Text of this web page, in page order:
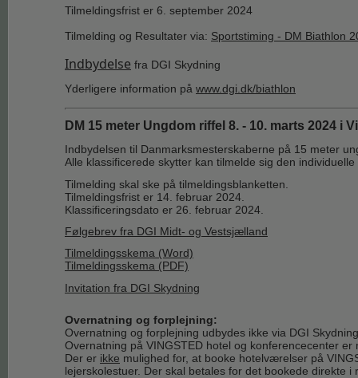
Tilmeldingsfrist er 6. september 2024
Tilmelding og Resultater via: Sportstiming - DM Biathlon
Indbydelse fra DGI Skydning
Yderligere information på www.dgi.dk/biathlon
DM 15 meter Ungdom riffel 8. - 10. marts 2024 i
Indbydelsen til Danmarksmesterskaberne på 15 meter
Alle klassificerede skytter kan tilmelde sig den
Tilmelding skal ske på tilmeldingsblanketten.
Tilmeldingsfrist er 14. februar 2024.
Klassificeringsdato er 26. februar 2024.
Følgebrev fra DGI Midt- og Vestsjælland
Tilmeldingsskema (Word)
Tilmeldingsskema (PDF)
Invitation fra DGI Skydning
Overnatning og forplejning:
Overnatning og forplejning udbydes ikke via DGI
Overnatning på VINGSTED hotel og konferencecenter
Der er ikke mulighed for, at booke hotelværelser på
lejerskolestuer. Der skal betales for det bookede direkte i